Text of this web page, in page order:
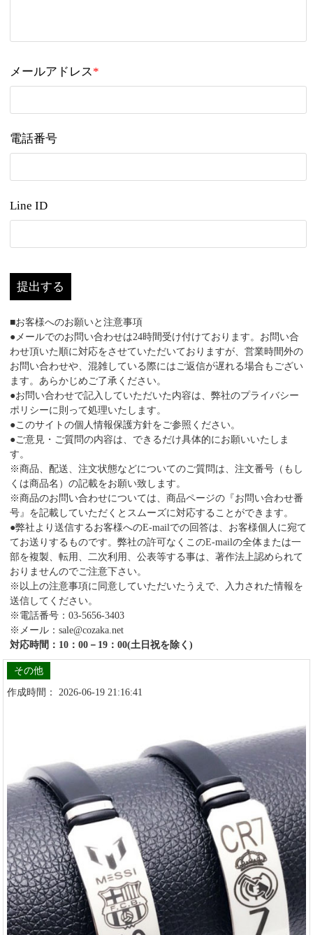
メールアドレス*
電話番号
Line ID
提出する
■お客様へのお願いと注意事項
●メールでのお問い合わせは24時間受け付けております。お問い合
わせ頂いた順に対応をさせていただいておりますが、営業時間外の
お問い合わせや、混雑している際にはご返信が遅れる場合もござい
ます。あらかじめご了承ください。
●お問い合わせで記入していただいた内容は、弊社のプライバシー
ポリシーに則って処理いたします。
●このサイトの個人情報保護方針をご参照ください。
●ご意見・ご質問の内容は、できるだけ具体的にお願いいたしま
す。
※商品、配送、注文状態などについてのご質問は、注文番号（もし
くは商品名）の記載をお願い致します。
※商品のお問い合わせについては、商品ページの『お問い合わせ番
号』を記載していただくとスムーズに対応することができます。
●弊社より送信するお客様へのE-mailでの回答は、お客様個人に宛て
てお送りするものです。弊社の許可なくこのE-mailの全体または一
部を複製、転用、二次利用、公表等する事は、著作法上認められて
おりませんのでご注意下さい。
※以上の注意事項に同意していただいたうえで、入力された情報を
送信してください。
※電話番号：03-5656-3403
※メール：sale@cozaka.net
対応時間：10：00－19：00(土日祝を除く)
その他
作成時間： 2026-06-19 21:16:41